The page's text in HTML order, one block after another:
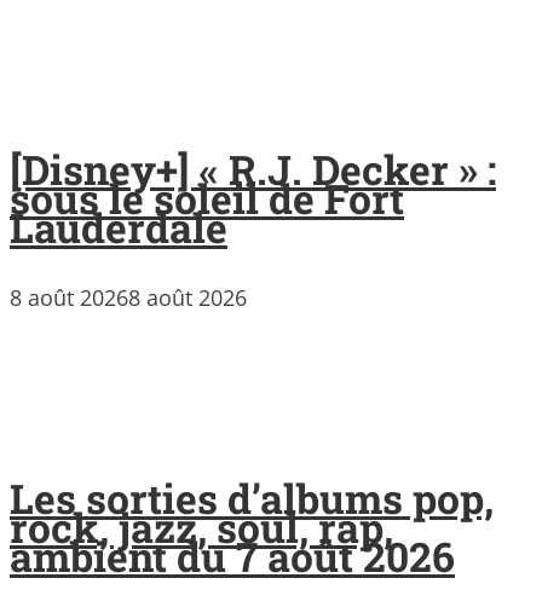
[Disney+] « R.J. Decker » :
sous le soleil de Fort
Lauderdale
8 août 20268 août 2026
Les sorties d’albums pop,
rock, jazz, soul, rap,
ambient du 7 août 2026